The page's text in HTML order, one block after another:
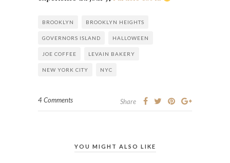
BROOKLYN BROOKLYN HEIGHTS
GOVERNORS ISLAND HALLOWEEN
JOE COFFEE LEVAIN BAKERY
NEW YORK CITY NYC
4 Comments Share
YOU MIGHT ALSO LIKE